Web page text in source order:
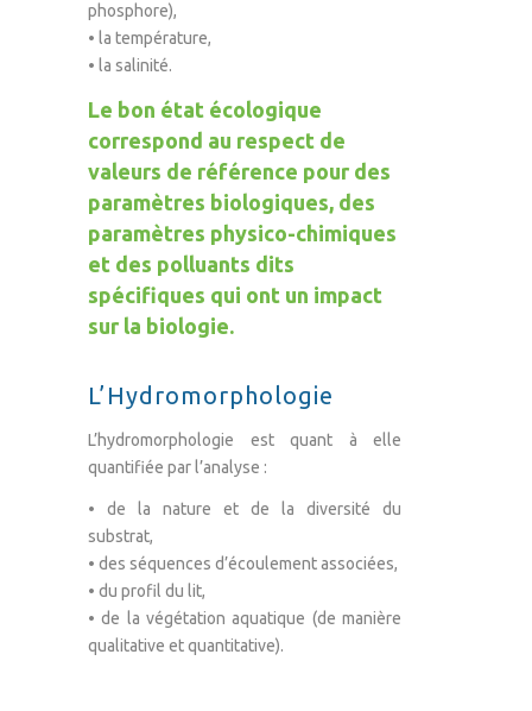
phosphore),
• la température,
• la salinité.
Le bon état écologique
correspond au respect de
valeurs de référence pour des
paramètres biologiques, des
paramètres physico-chimiques
et des polluants dits
spécifiques qui ont un impact
sur la biologie.
L’Hydromorphologie
L’hydromorphologie est quant à elle
quantifiée par l’analyse :
• de la nature et de la diversité du
substrat,
• des séquences d’écoulement associées,
• du profil du lit,
• de la végétation aquatique (de manière
qualitative et quantitative).